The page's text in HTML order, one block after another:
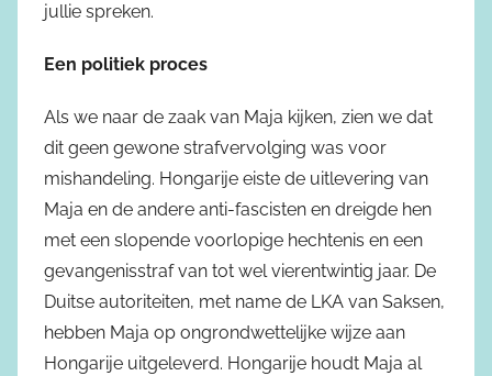
jullie spreken.
Een politiek proces
Als we naar de zaak van Maja kijken, zien we dat
dit geen gewone strafvervolging was voor
mishandeling. Hongarije eiste de uitlevering van
Maja en de andere anti-fascisten en dreigde hen
met een slopende voorlopige hechtenis en een
gevangenisstraf van tot wel vierentwintig jaar. De
Duitse autoriteiten, met name de LKA van Saksen,
hebben Maja op ongrondwettelijke wijze aan
Hongarije uitgeleverd. Hongarije houdt Maja al